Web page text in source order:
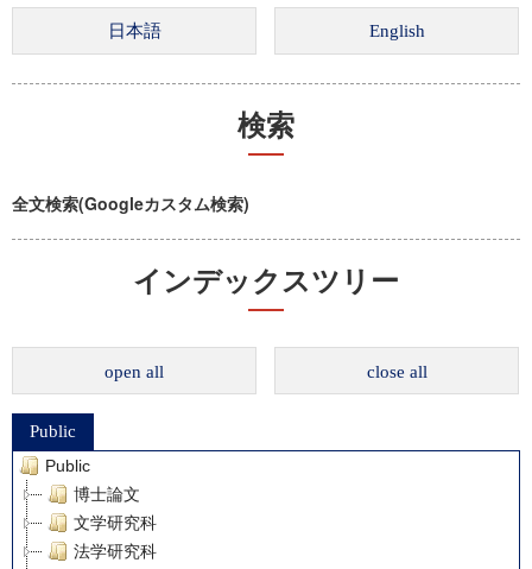
検索
全文検索(Googleカスタム検索)
インデックスツリー
open all close all
Public
Public
博士論文
文学研究科
法学研究科